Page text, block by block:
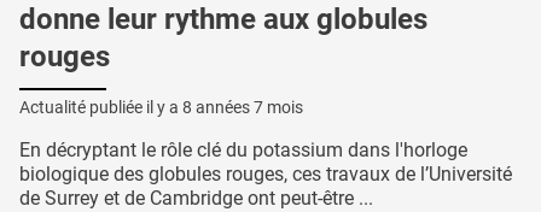
donne leur rythme aux globules
rouges
Actualité publiée il y a 8 années 7 mois
En décryptant le rôle clé du potassium dans l'horloge
biologique des globules rouges, ces travaux de l’Université
de Surrey et de Cambridge ont peut-être ...